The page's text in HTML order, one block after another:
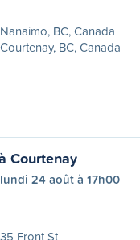
Nanaimo, BC, Canada
Courtenay, BC, Canada
Courtenay
lundi 24 août à 17h00
35 Front St